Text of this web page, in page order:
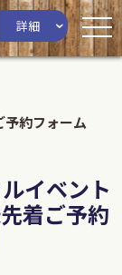
詳細
約フォーム
イベント
着ご予約